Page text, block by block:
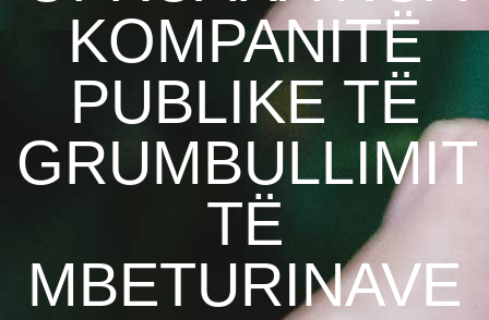
KOMPANITË
PUBLIKE TË
GRUMBULLIMIT
TË
MBETURINAVE